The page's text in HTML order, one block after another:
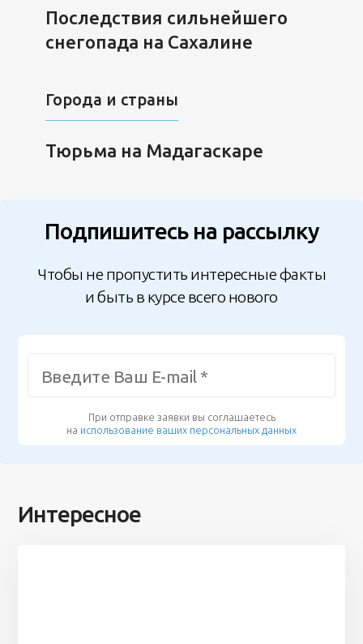
Последствия сильнейшего
снегопада на Сахалине
Города и страны
Тюрьма на Мадагаскаре
Подпишитесь на рассылку
Чтобы не пропустить интересные факты
и быть в курсе всего нового
При отправке заявки вы соглашаетесь
на использование ваших персональных данных
Интересное